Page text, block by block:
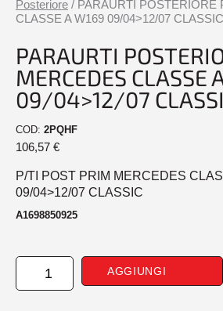
Posteriore / PARAURTI POSTERIORE
CLASSE A W169 09/04>12/07 CLASSIC
PARAURTI
MERCEDES CLASSE
09/04>12/07
COD: 2PQHF
106,57 €
P/TI POST PRIM MERCEDES
09/04>12/07 CLASSIC
A1698850925
PARAURTI
POSTERIORE
AGGIUNGI